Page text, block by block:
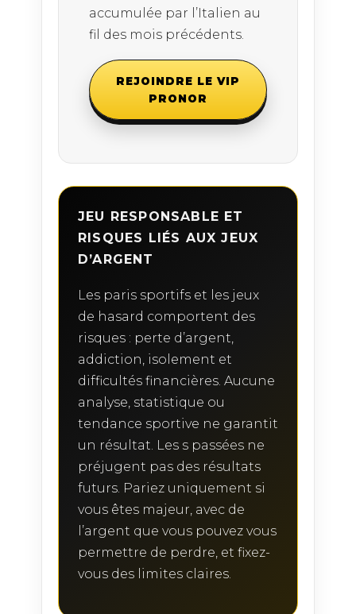
accumulée par l’Italien au
fil des mois précédents.
REJOINDRE LE VIP
PRONOR
JEU RESPONSABLE ET
RISQUES LIÉS AUX JEUX
D’ARGENT
Les paris sportifs et les jeux
de hasard comportent des
risques : perte d’argent,
addiction, isolement et
difficultés financières. Aucune
analyse, statistique ou
tendance sportive ne garantit
un résultat. Les s passées ne
préjugent pas des résultats
futurs. Pariez uniquement si
vous êtes majeur, avec de
l’argent que vous pouvez vous
permettre de perdre, et fixez-
vous des limites claires.